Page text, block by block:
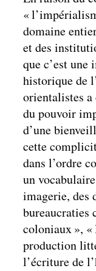
«
domaine
et des
que c’est
historique de
orientalistes
du pouvoir
d’une
cette
dans l’ordre
un
imagerie, des
bureaucraties
coloniaux »,
production
l’écriture de